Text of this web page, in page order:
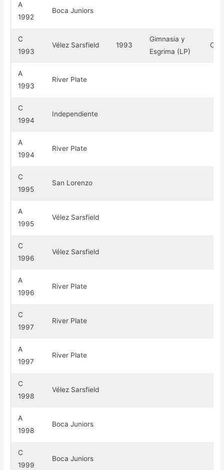
A
1992
Boca Juniors
C
1993
Vélez Sarsfield 1993
Gimnasia y
Esgrima (LP)
A
1993
River Plate
C
1994
Independiente
A
1994
River Plate
C
1995
San Lorenzo
A
1995
Vélez Sarsfield
C
1996
Vélez Sarsfield
A
1996
River Plate
C
1997
River Plate
A
1997
River Plate
C
1998
Vélez Sarsfield
A
1998
Boca Juniors
C
1999
Boca Juniors